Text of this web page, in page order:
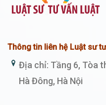
Thông tin liên hệ Luật sư
Địa chỉ: Tầng 6, Tòa
Hà Đông, Hà Nội